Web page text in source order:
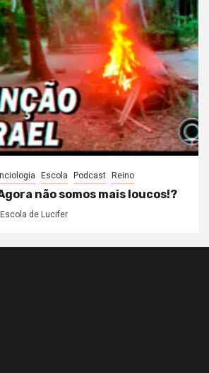
Escola Podcast Reino
não somos mais loucos!?
Escola de Lucifer